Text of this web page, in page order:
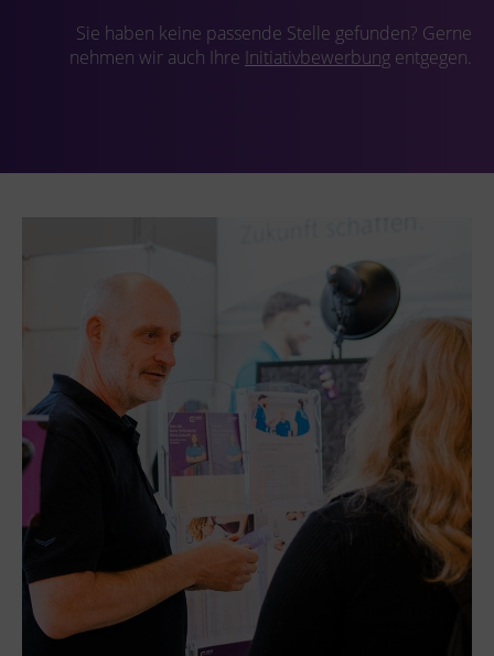
Sie haben keine passende Stelle gefunden? Gerne
nehmen wir auch Ihre Initiativbewerbung entgegen.